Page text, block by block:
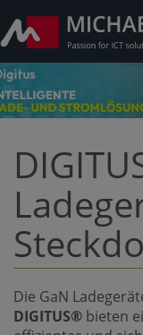
Die GaN
DIGITUS® bieten